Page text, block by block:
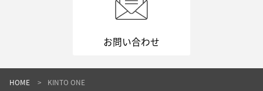
お問い合わせ
HOME KINTO ONE